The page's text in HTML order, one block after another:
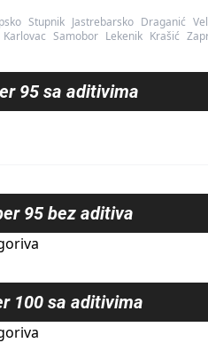
Stupnik Jastrebarsko Draganić
Karlovac Samobor Lekenik Krašić
95 sa aditivima
95 bez aditiva
100 sa aditivima